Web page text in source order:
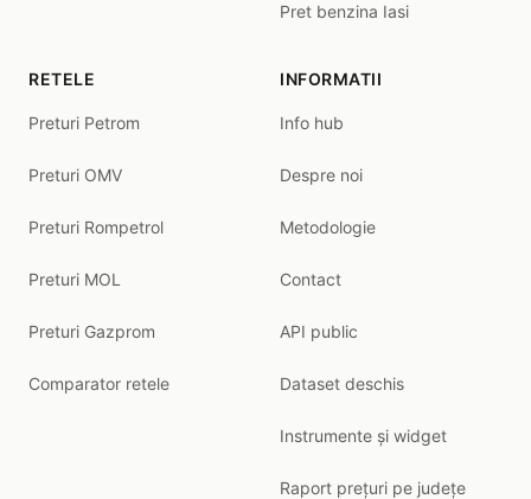
Pret benzina Iasi
RETELE
Preturi Petrom
Preturi OMV
Preturi Rompetrol
Preturi MOL
Preturi Gazprom
Comparator retele
INFORMATII
Info hub
Despre noi
Metodologie
Contact
API public
Dataset deschis
Instrumente și widget
Raport prețuri pe județe